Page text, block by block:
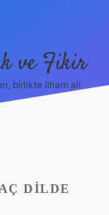
ve Fikir
birlikte ilham al!
DILDE